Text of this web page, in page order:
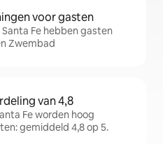
voor gasten
Fe hebben gasten
Zwembad
van 4,8
Fe worden hoog
gemiddeld 4,8 op 5.